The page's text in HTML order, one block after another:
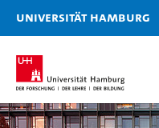
Universität Hamburg